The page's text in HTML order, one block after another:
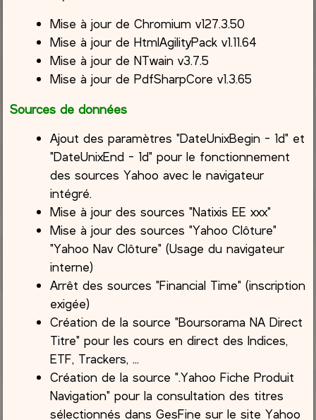
Mise à jour de Chromium v127.3.50
Mise à jour de HtmlAgilityPack v1.11.64
Mise à jour de NTwain v3.7.5
Mise à jour de PdfSharpCore v1.3.65
Sources de données
Ajout des paramètres "DateUnixBegin - 1d" et
"DateUnixEnd - 1d" pour le fonctionnement
des sources Yahoo avec le navigateur
intégré.
Mise à jour des sources "Natixis EE xxx"
Mise à jour des sources "Yahoo Clôture"
"Yahoo Nav Clôture" (Usage du navigateur
interne)
Arrêt des sources "Financial Time" (inscription
exigée)
Création de la source "Boursorama NA Direct
Titre" pour les cours en direct des Indices,
ETF, Trackers, ...
Création de la source ".Yahoo Fiche Produit
Navigation" pour la consultation des titres
sélectionnés dans GesFine sur le site Yahoo